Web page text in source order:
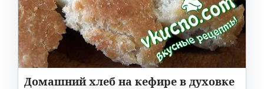
Соусы
На ужин
Мультиварка
Мясорубка
Холодильник
Домашний хлеб на кефире в духовке